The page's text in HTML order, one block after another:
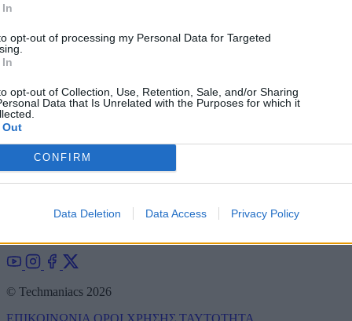
opt-out of processing my Personal Data for Targeted
opt-out of Collection, Use, Retention, Sale, and/or Sharing
Data that Is Unrelated with the Purposes for which it
CONFIRM
Data Deletion Data Access Privacy Policy
παρουσιάσεις συσκευών και gadgets! Το Techmaniacs είναι το πιο
πληροφορίες που κάνουν τον γύρο του κόσμου.
Techmaniacs.gr - Η τεχνολογία στα καλύτερά της!
© Techmaniacs 2026